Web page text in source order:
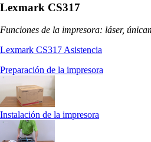
Lexmark CS317
Funciones de la impresora: láser,
Lexmark CS317 Asistencia
Preparación de la impresora
Instalación de la impresora